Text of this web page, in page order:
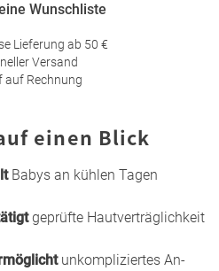
Wunschliste
Lieferung ab 50 €
Versand
auf Rechnung
einen Blick
Babys an kühlen Tagen
geprüfte Hautverträglichkeit
unkompliziertes An-